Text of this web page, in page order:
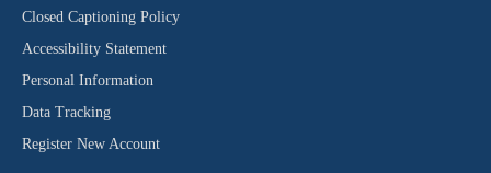
Closed Captioning Policy
Accessibility Statement
Personal Information
Data Tracking
Register New Account